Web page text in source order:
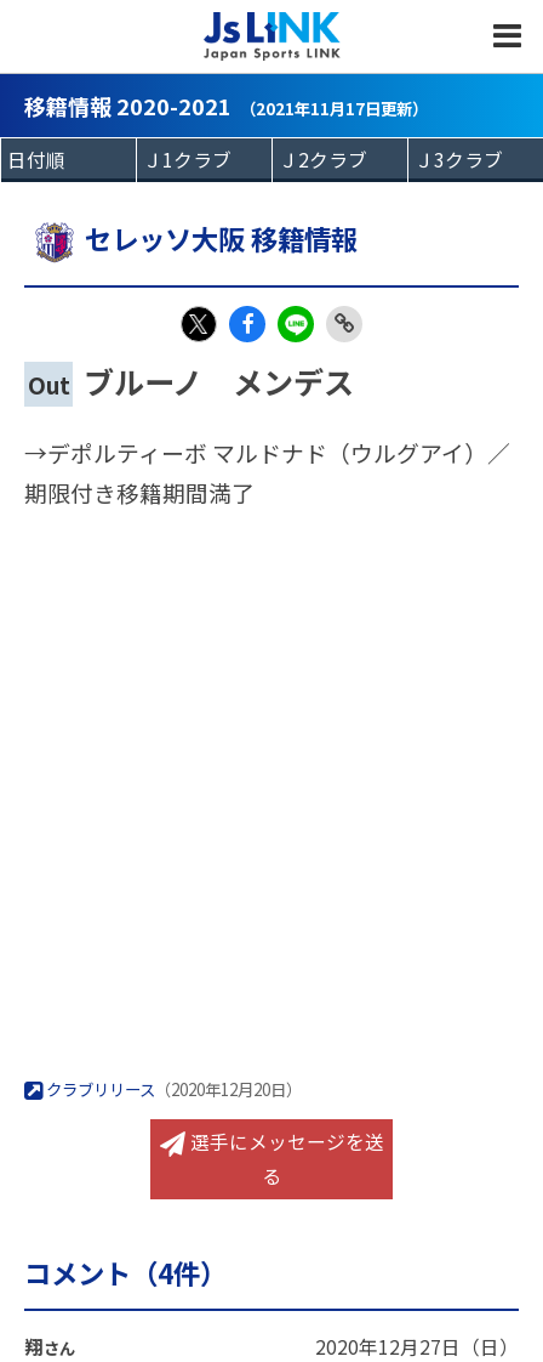
移籍情報 2020-2021 （2021年11月17日更新）
セレッソ大阪 移籍情報
eb
k
E
Copy
Out ブルーノ メンデス
→デポルティーボ マルドナド（ウルグアイ）／
期限付き移籍期間満了
クラブリリース （2020年12月20日）
選手にメッセージを送
る
コメント（4件）
翔さん 2020年12月27日（日）